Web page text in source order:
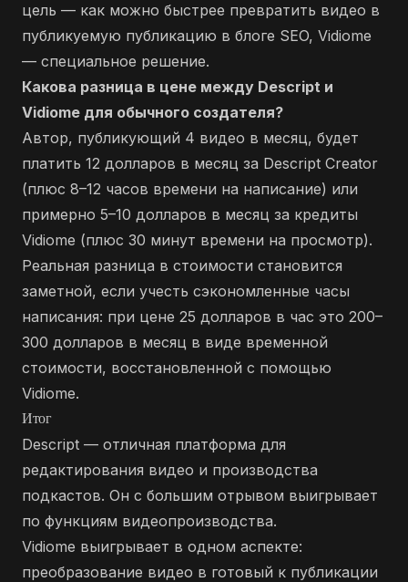
цель — как можно быстрее превратить видео в
публикуемую публикацию в блоге SEO, Vidiome
— специальное решение.
Какова разница в цене между Descript и
Vidiome для обычного создателя?
Автор, публикующий 4 видео в месяц, будет
платить 12 долларов в месяц за Descript Creator
(плюс 8–12 часов времени на написание) или
примерно 5–10 долларов в месяц за кредиты
Vidiome (плюс 30 минут времени на просмотр).
Реальная разница в стоимости становится
заметной, если учесть сэкономленные часы
написания: при цене 25 долларов в час это 200–
300 долларов в месяц в виде временной
стоимости, восстановленной с помощью
Vidiome.
Итог
Descript — отличная платформа для
редактирования видео и производства
подкастов. Он с большим отрывом выигрывает
по функциям видеопроизводства.
Vidiome выигрывает в одном аспекте:
преобразование видео в готовый к публикации